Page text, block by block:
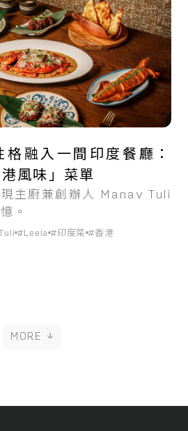
融入一間印度餐廳：
風味」菜單
主廚兼創辦人 Manav Tuli
。
#Leela #印度菜 #香港
MORE